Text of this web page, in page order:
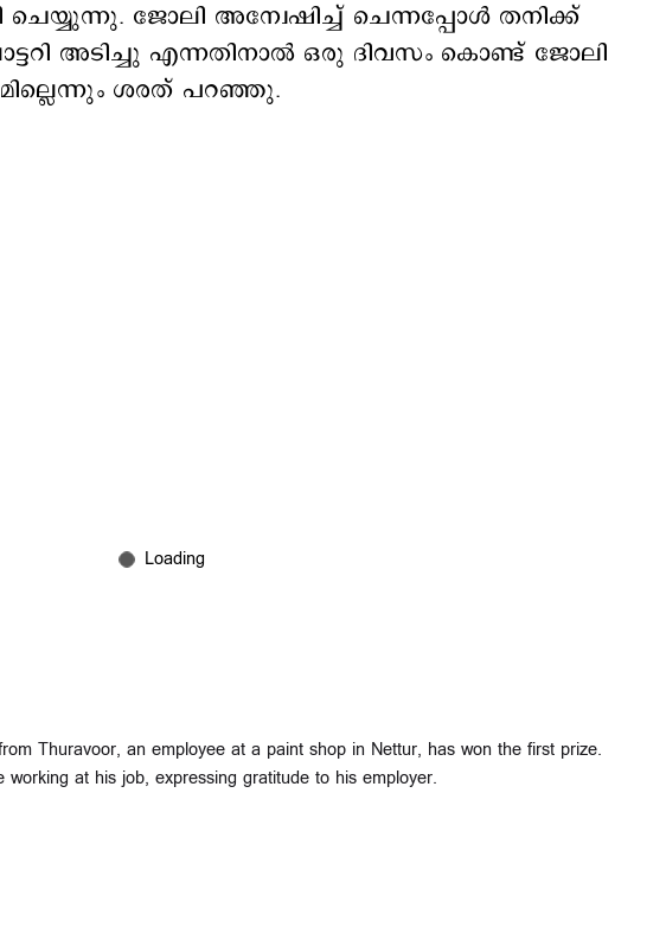
ജോലി അന്വേഷിച്ച് ചെന്നപ്പോള്‍ തനിക്ക്
അടിച്ചു എന്നതിനാല്‍ ഒരു ദിവസം കൊണ്ട് ജോലി
ശരത് പറഞ്ഞു.
Thuravoor, an employee at a paint shop in Nettur, has won the first prize.
at his job, expressing gratitude to his employer.